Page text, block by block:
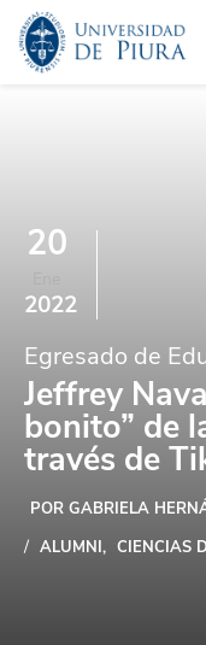
20
2022
Egresado de
Jeffrey
bonito” de
través de
POR GABRIELA
ALUMNI
CIENCIAS